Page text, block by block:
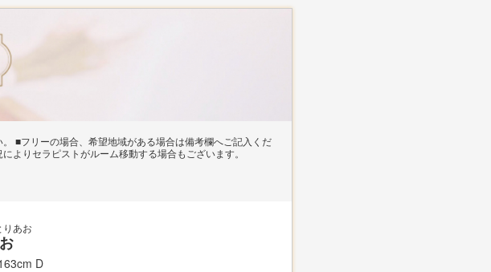
■フリーの場合、希望地域がある場合は備考欄へご記入くだ
よりセラピストがルーム移動する場合もございます。
りあお
D